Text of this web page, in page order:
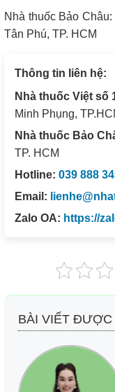
Nhà thuốc Bảo
Tân Phú, TP. HCM
Thông tin liên hệ:
Nhà thuốc Việt số
Minh Phụng,
Nhà thuốc Bảo
TP. HCM
Hotline: 039 888
Email:
Zalo OA: https://
BÀI VIẾT ĐƯỢC